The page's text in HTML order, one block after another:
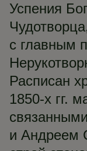
Успения
с главным
Расписан
1850-х гг.
и Андреем